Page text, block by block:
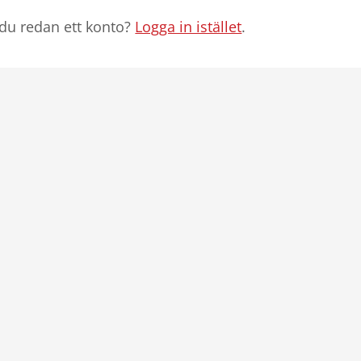
redan ett konto? Logga in istället.